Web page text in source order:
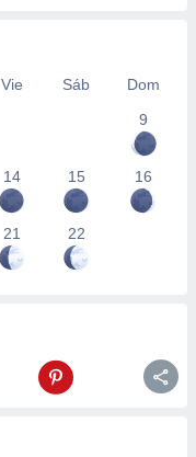
Vie Sáb
Dom
9
14 15 16
21 22